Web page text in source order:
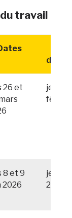
travail
26 et
jeudi
8 et 9
2026
jeudi
2026